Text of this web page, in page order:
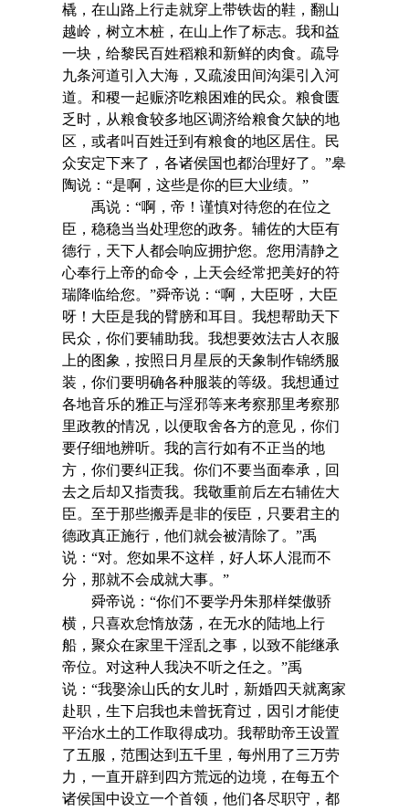
橇，在山路上行走就穿上带铁齿的鞋，翻山
越岭，树立木桩，在山上作了标志。我和益
一块，给黎民百姓稻粮和新鲜的肉食。疏导
九条河道引入大海，又疏浚田间沟渠引入河
道。和稷一起赈济吃粮困难的民众。粮食匮
乏时，从粮食较多地区调济给粮食欠缺的地
区，或者叫百姓迁到有粮食的地区居住。民
众安定下来了，各诸侯国也都治理好了。”皋
陶说：“是啊，这些是你的巨大业绩。”
禹说：“啊，帝！谨慎对待您的在位之
臣，稳稳当当处理您的政务。辅佐的大臣有
德行，天下人都会响应拥护您。您用清静之
心奉行上帝的命令，上天会经常把美好的符
瑞降临给您。”舜帝说：“啊，大臣呀，大臣
呀！大臣是我的臂膀和耳目。我想帮助天下
民众，你们要辅助我。我想要效法古人衣服
上的图象，按照日月星辰的天象制作锦绣服
装，你们要明确各种服装的等级。我想通过
各地音乐的雅正与淫邪等来考察那里考察那
里政教的情况，以便取舍各方的意见，你们
要仔细地辨听。我的言行如有不正当的地
方，你们要纠正我。你们不要当面奉承，回
去之后却又指责我。我敬重前后左右辅佐大
臣。至于那些搬弄是非的佞臣，只要君主的
德政真正施行，他们就会被清除了。”禹
说：“对。您如果不这样，好人坏人混而不
分，那就不会成就大事。”
舜帝说：“你们不要学丹朱那样桀傲骄
横，只喜欢怠惰放荡，在无水的陆地上行
船，聚众在家里干淫乱之事，以致不能继承
帝位。对这种人我决不听之任之。”禹
说：“我娶涂山氏的女儿时，新婚四天就离家
赴职，生下启我也未曾抚育过，因引才能使
平治水土的工作取得成功。我帮助帝王设置
了五服，范围达到五千里，每州用了三万劳
力，一直开辟到四方荒远的边境，在每五个
诸侯国中设立一个首领，他们各尽职守，都